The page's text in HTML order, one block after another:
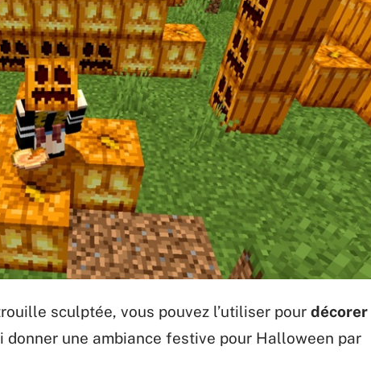
sculptée, vous pouvez l’utiliser pour décorer
donner une ambiance festive pour Halloween par